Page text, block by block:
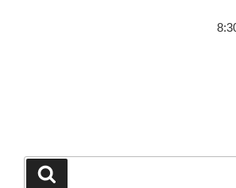
חיפוש